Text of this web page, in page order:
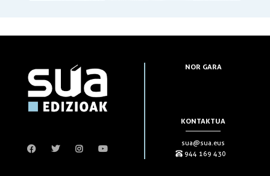
NOR GARA
KONTAKTUA
sua@sua.eus
944 169 430